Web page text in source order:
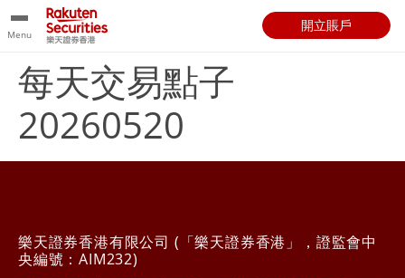
Menu
開立賬戶
每天交易點子
20260520
樂天證券香港有限公司 (「樂天證券香港」，證監會中
央編號：AIM232)